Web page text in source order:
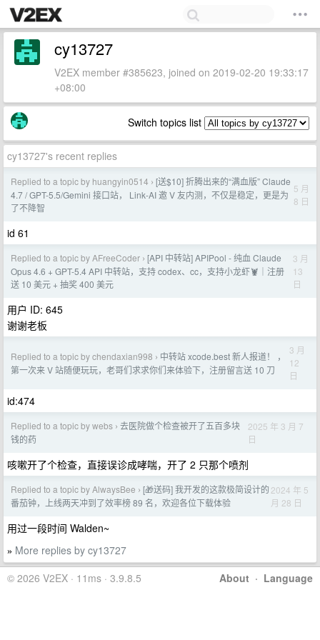
cy13727
V2EX member #385623, joined on 2019-02-20 19:33:17
+08:00
Switch topics list
cy13727's recent replies
Replied to a topic by huangyin0514 › [送$10] 折腾出来的“满血版” Claude
4.7 / GPT-5.5/Gemini 接口站， Link-AI 邀 V 友内测，不仅是稳定，更是为
了不降智
5 月
8 日
id 61
Replied to a topic by AFreeCoder › [API 中转站] APIPool - 纯血 Claude
Opus 4.6 + GPT-5.4 API 中转站，支持 codex、cc，支持小龙虾🦞｜注册
送 10 美元 + 抽奖 400 美元
3 月
13
日
用户 ID: 645
谢谢老板
Replied to a topic by chendaxian998 › 中转站 xcode.best 新人报道！ ，
第一次来 V 站随便玩玩，老哥们求求你们来体验下，注册留言送 10 刀
3 月
12
日
id:474
Replied to a topic by webs › 去医院做个检查被开了五百多块
钱的药
2025 年 3 月 7
日
咳嗽开了个检查，直接误诊成哮喘，开了 2 只那个喷剂
Replied to a topic by AlwaysBee › [🎁送码] 我开发的这款极简设计的
番茄钟，上线两天冲到了效率榜 89 名，欢迎各位下载体验
2024 年 5
月 28 日
用过一段时间 Walden~
» More replies by cy13727
About · Language
© 2026 V2EX · 11ms · 3.9.8.5